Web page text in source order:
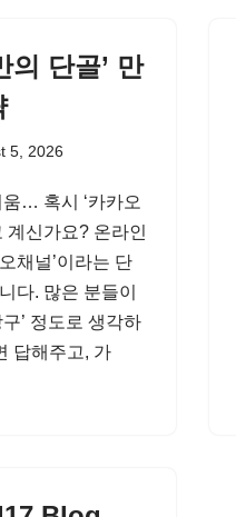
의 단골’ 만
5, 2026
… 혹시 ‘카카오
계신가요? 온라인
채널’이라는 단
다. 많은 분들이
’ 정도로 생각하
답해주고, 가